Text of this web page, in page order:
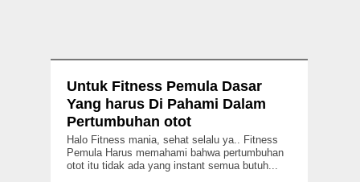
Untuk Fitness Pemula Dasar
Yang harus Di Pahami Dalam
Pertumbuhan otot
Halo Fitness mania, sehat selalu ya.. Fitness
Pemula Harus memahami bahwa pertumbuhan
otot itu tidak ada yang instant semua butuh...